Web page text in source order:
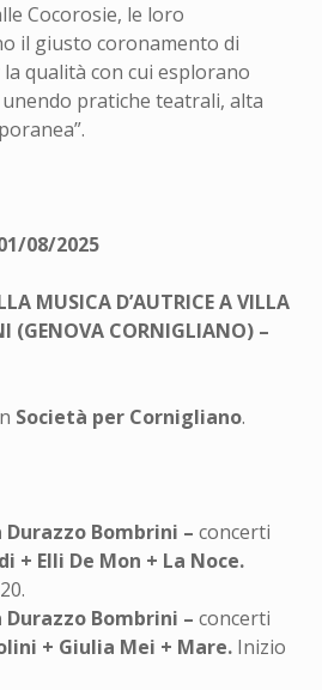
Cocorosie, le loro
il giusto coronamento di
qualità con cui esplorano
unendo pratiche teatrali, alta
”.
08/2025
MUSICA D’AUTRICE A VILLA
(GENOVA CORNIGLIANO) –
Società per Cornigliano.
Durazzo Bombrini – concerti
+ Elli De Mon + La Noce.
Durazzo Bombrini – concerti
+ Giulia Mei + Mare. Inizio